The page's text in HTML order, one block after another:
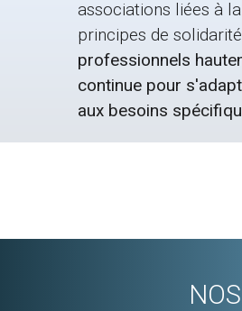
associations liées à
principes de
professionnels
continue pour
aux besoins